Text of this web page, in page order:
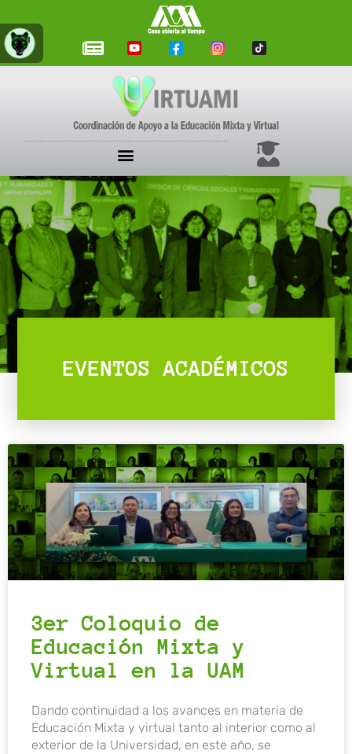
EVENTOS ACADÉMICOS
3er Coloquio de
Educación Mixta y
Virtual en la UAM
Dando continuidad a los avances en materia de
Educación Mixta y virtual tanto al interior como al
exterior de la Universidad, en este año, se